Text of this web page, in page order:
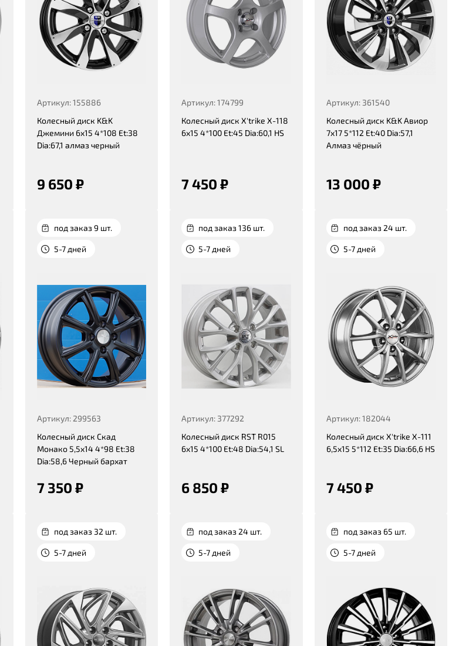
Артикул: 155886
Колесный диск K&K
Джемини 6x15 4*108 Et:38
Dia:67,1 алмаз черный
9 650 ₽
Артикул: 174799
Колесный диск X'trike X-118
6x15 4*100 Et:45 Dia:60,1 HS
7 450 ₽
Артикул: 361540
Колесный диск K&K Авиор
7x17 5*112 Et:40 Dia:57,1
Алмаз чёрный
13 000 ₽
под заказ 9 шт.
5-7 дней
Артикул: 299563
Колесный диск Скад
Монако 5,5x14 4*98 Et:38
Dia:58,6 Черный бархат
7 350 ₽
под заказ 136 шт.
5-7 дней
Артикул: 377292
Колесный диск RST R015
6x15 4*100 Et:48 Dia:54,1 SL
6 850 ₽
под заказ 24 шт.
5-7 дней
Артикул: 182044
Колесный диск X'trike X-111
6,5x15 5*112 Et:35 Dia:66,6 HS
7 450 ₽
под заказ 32 шт.
5-7 дней
под заказ 24 шт.
5-7 дней
под заказ 65 шт.
5-7 дней